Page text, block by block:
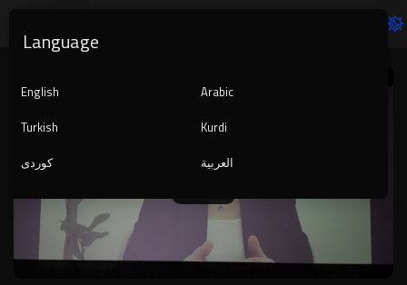
Player
Language
English
Arabic
Turkish
Kurdi
کوردی
العربية